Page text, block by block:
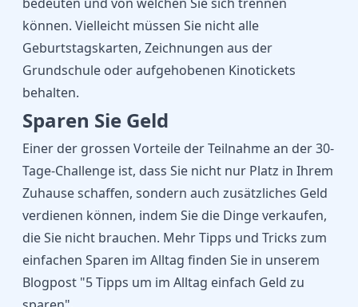
können. Vielleicht müssen Sie nicht alle
Geburtstagskarten, Zeichnungen aus der
Grundschule oder aufgehobenen Kinotickets
behalten.
Sparen Sie Geld
Einer der grossen Vorteile der Teilnahme an der 30-
Tage-Challenge ist, dass Sie nicht nur Platz in Ihrem
Zuhause schaffen, sondern auch zusätzliches Geld
verdienen können, indem Sie die Dinge verkaufen,
die Sie nicht brauchen. Mehr Tipps und Tricks zum
einfachen Sparen im Alltag finden Sie in unserem
Blogpost "5 Tipps um im Alltag einfach Geld zu